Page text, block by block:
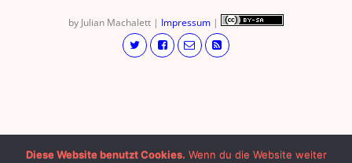
by Julian Machalett | Impressum |
Diese Website benutzt Cookies. Wenn du die Website weiter